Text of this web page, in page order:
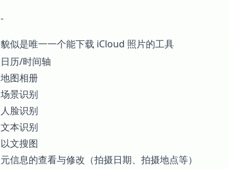
-
貌似是唯一一个能下载 iCloud 照片的工具
日历/时间轴
地图相册
场景识别
人脸识别
文本识别
以文搜图
元信息的查看与修改（拍摄日期、拍摄地点等）